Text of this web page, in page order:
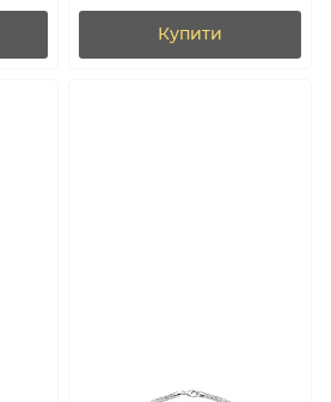
(арт. 352853жег)
Купити